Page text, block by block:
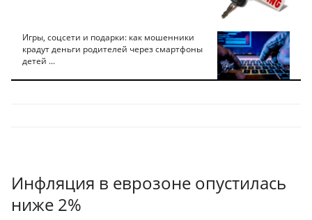
Игры, соцсети и подарки: как мошенники
крадут деньги родителей через смартфоны
детей ...
Инфляция в еврозоне опустилась
ниже 2%